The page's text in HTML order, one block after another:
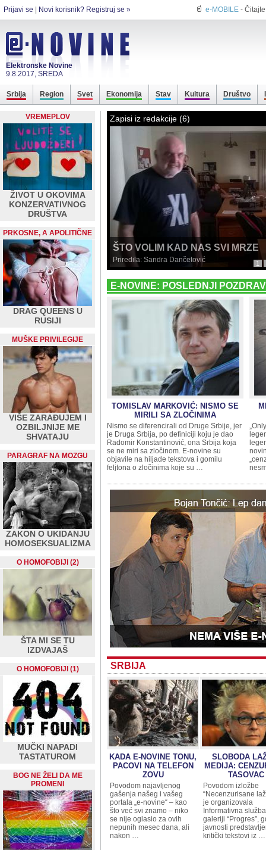
Prijavi se Novi korisnik? Registruj se » e-MOBILE -
Elektronske Novine
9.8.2017, SREDA
Srbija Region Svet Ekonomija Stav Kultura Društvo
VREMEPLOV
ŽIVOT U OKOVIMA
KONZERVATIVNOG
DRUŠTVA
PRKOSNE, A APOLITIČNE
DRAG QUEENS U
RUSIJI
MUŠKE PRIVILEGIJE
VIŠE ZARAĐUJEM I
OZBILJNIJE ME
SHVATAJU
PARAGRAF NA MOZGU
ZAKON O UKIDANJU
HOMOSEKSUALIZMA
O HOMOFOBIJI (2)
ŠTA MI SE TU
IZDVAJAŠ
O HOMOFOBIJI (1)
MUČKI NAPADI
TASTATUROM
BOG NE ŽELI DA ME
PROMENI
Zapisi iz redakcije (6)
ŠTO VOLIM KAD NAS SVI MRZE
Priredila: Sandra Dančetović 1
E-NOVINE: POSLEDNJI
TOMISLAV MARKOVIĆ: NISMO SE
MIRILI SA ZLOČINIMA
Nismo se diferencirali od Druge Srbije, jer
je Druga Srbija, po definiciji koju je dao
Radomir Konstantinović, ona Srbija koja
se ne miri sa zločinom. E-novine su
objavile na hiljade tekstova i gomilu
feljtona o zločinima koje su …
SRBIJA
KADA E-NOVINE TONU,
PACOVI NA TELEFON
ZOVU
Povodom najavljenog
gašenja našeg i vašeg
portala „e-novine“ – kao
što već svi znamo – niko
se nije oglasio za ovih
nepunih mesec dana, ali
nakon …
SLOBODA
MEDIJA:
TASOVAC
Povodom izložbe
“Necenzurisane
je organizovala
Informativna
galeriji “Progres”,
javnosti
kritički tekstovi iz …